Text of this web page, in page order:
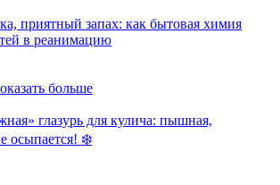
приятный запах: как бытовая химия
в реанимацию
больше
глазурь для кулича: пышная,
осыпается! ❄️